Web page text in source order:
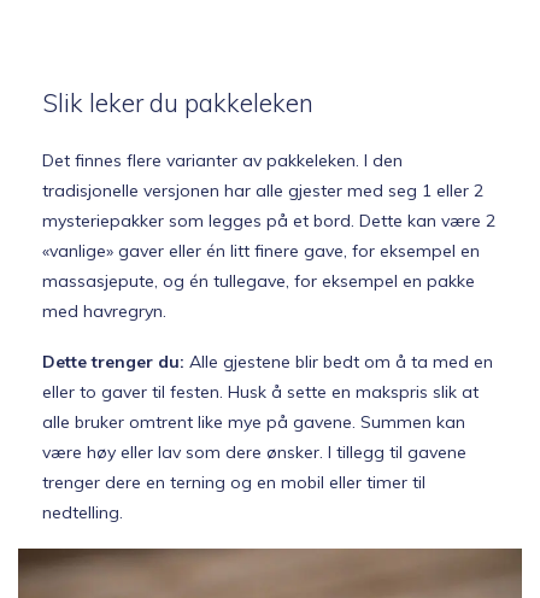
Slik leker du pakkeleken
Det finnes flere varianter av pakkeleken. I den
tradisjonelle versjonen har alle gjester med seg 1 eller 2
mysteriepakker som legges på et bord. Dette kan være 2
«vanlige» gaver eller én litt finere gave, for eksempel en
massasjepute, og én tullegave, for eksempel en pakke
med havregryn.
Dette trenger du: Alle gjestene blir bedt om å ta med en
eller to gaver til festen. Husk å sette en makspris slik at
alle bruker omtrent like mye på gavene. Summen kan
være høy eller lav som dere ønsker. I tillegg til gavene
trenger dere en terning og en mobil eller timer til
nedtelling.